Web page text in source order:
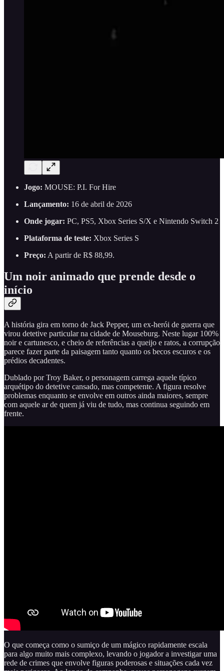
Jogo: MOUSE: P.I. For Hire
Lançamento: 16 de abril de 2026
Onde jogar: PC, PS5, Xbox Series S/X e Nintendo Switch 2
Plataforma de teste: Xbox Series S
Preço: A partir de R$ 88,99.
Um noir animado que prende desde o
início
A história gira em torno de Jack Pepper, um ex-herói de guerra que
virou detetive particular na cidade de Mouseburg. Neste lugar 100%
noir e cartunesco, e cheio de referências a queijo e ratos, a corrupção
parece fazer parte da paisagem tanto quanto os becos escuros e os
prédios decadentes.
Dublado por Troy Baker, o personagem carrega aquele típico
arquétipo do detetive cansado, mas competente. A figura resolve
problemas enquanto se envolve em outros ainda maiores, sempre
com aquele ar de quem já viu de tudo, mas continua seguindo em
frente.
O que começa como o sumiço de um mágico rapidamente escala
para algo muito mais complexo, levando o jogador a investigar uma
rede de crimes que envolve figuras poderosas e situações cada vez